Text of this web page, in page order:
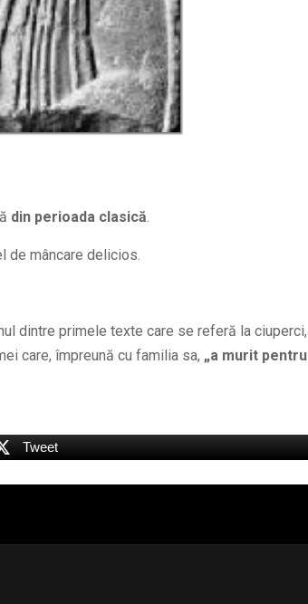
din perioada clasică.
de mâncare delicios.
dintre primele texte care se referă la ciuperci,
care, împreună cu familia sa, „a murit pentru
Tweet